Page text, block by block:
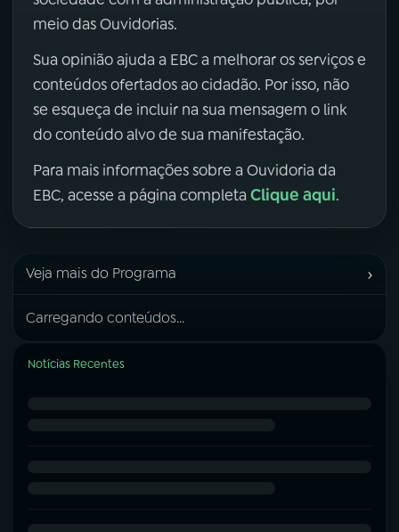
meio das Ouvidorias.
Sua opinião ajuda a EBC a melhorar os serviços e
conteúdos ofertados ao cidadão. Por isso, não
se esqueça de incluir na sua mensagem o link
do conteúdo alvo de sua manifestação.
Para mais informações sobre a Ouvidoria da
EBC, acesse a página completa Clique aqui.
Veja mais do Programa ›
Carregando conteúdos...
Notícias Recentes